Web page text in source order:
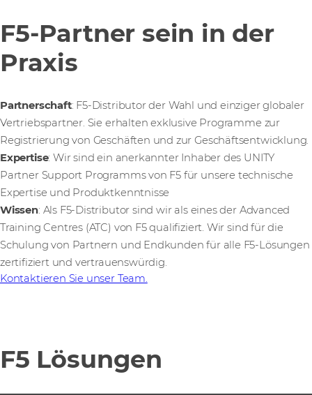
F5-Partner sein in der
Praxis
Partnerschaft: F5-Distributor der Wahl und einziger globaler
Vertriebspartner. Sie erhalten exklusive Programme zur
Registrierung von Geschäften und zur Geschäftsentwicklung.
Expertise: Wir sind ein anerkannter Inhaber des UNITY
Partner Support Programms von F5 für unsere technische
Expertise und Produktkenntnisse
Wissen: Als F5-Distributor sind wir als eines der Advanced
Training Centres (ATC) von F5 qualifiziert. Wir sind für die
Schulung von Partnern und Endkunden für alle F5-Lösungen
zertifiziert und vertrauenswürdig.
Kontaktieren Sie unser Team.
F5 Lösungen